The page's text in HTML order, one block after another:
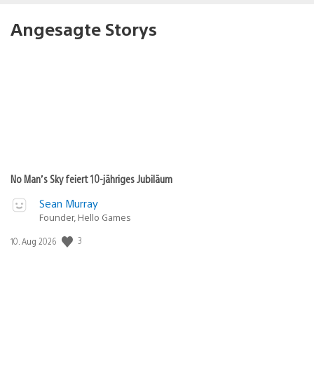
Angesagte Storys
No Man’s Sky feiert 10-jähriges Jubiläum
Sean Murray
Founder, Hello Games
Veröffentlichungsdatum:
10. Aug 2026 3